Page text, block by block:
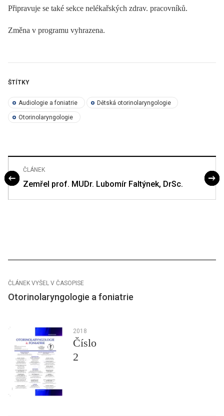
Připravuje se také sekce nelékařských zdrav. pracovníků.
Změna v programu vyhrazena.
ŠTÍTKY
Audiologie a foniatrie Dětská otorinolaryngologie
Otorinolaryngologie
ČLÁNEK
Zemřel prof. MUDr. Lubomír Faltýnek, DrSc.
ČLÁNEK VYŠEL V ČASOPISE
Otorinolaryngologie a foniatrie
2018
Číslo
2